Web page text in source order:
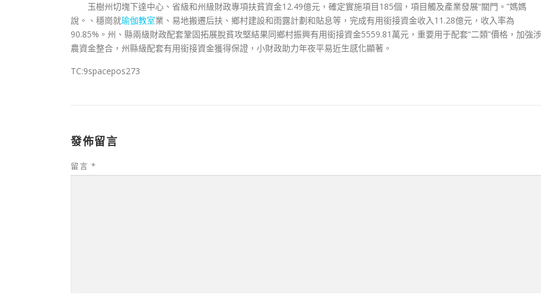
玉樹州切塊下達中心、省級和州級財政專項扶貧資金12.49億元，確定實施項目185個，項目觸及產業發展“關門。”媽媽
說。、穩崗就瑜伽教室業、易地搬遷后扶、鄉村建設和雨露計劃和貼息等，完成有用銜接資金收入11.28億元，收入率為
90.85%。州、縣兩級財政配套鞏固拓展脫貧攻堅結果同鄉村振興有用銜接資金5559.81萬元，重要用于配套“二類”價格，加強涉
農資金整合，州縣級配套有用銜接資金獲得保證，小財政助力年夜平易近生感化顯著。
TC:9spacepos273
發佈留言
留言 *